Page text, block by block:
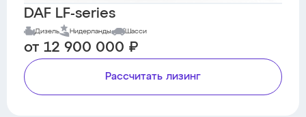
DAF LF-series
Дизель Нидерланды Шасси
от 12 900 000 ₽
Рассчитать лизинг